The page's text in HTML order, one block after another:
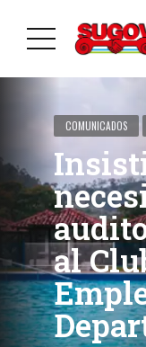
COMUNICADOS
al